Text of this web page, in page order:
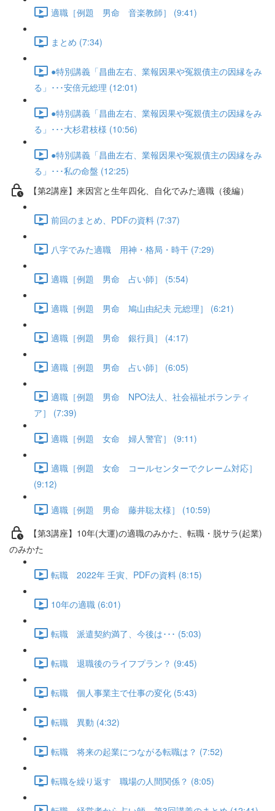
適職［例題 男命 音楽教師］ (9:41)
まとめ (7:34)
●特別講義「昌曲左右、業報因果や冤親債主の因縁をみ
る」･･･安倍元総理 (12:01)
●特別講義「昌曲左右、業報因果や冤親債主の因縁をみ
る」･･･大杉君枝様 (10:56)
●特別講義「昌曲左右、業報因果や冤親債主の因縁をみ
る」･･･私の命盤 (12:25)
【第2講座】来因宮と生年四化、自化でみた適職（後編）
前回のまとめ、PDFの資料 (7:37)
八字でみた適職 用神・格局・時干 (7:29)
適職［例題 男命 占い師］ (5:54)
適職［例題 男命 鳩山由紀夫 元総理］ (6:21)
適職［例題 男命 銀行員］ (4:17)
適職［例題 男命 占い師］ (6:05)
適職［例題 男命 NPO法人、社会福祉ボランティ
ア］ (7:39)
適職［例題 女命 婦人警官］ (9:11)
適職［例題 女命 コールセンターでクレーム対応］
(9:12)
適職［例題 男命 藤井聡太様］ (10:59)
【第3講座】10年(大運)の適職のみかた、転職・脱サラ(起業)
のみかた
転職 2022年 壬寅、PDFの資料 (8:15)
10年の適職 (6:01)
転職 派遣契約満了、今後は･･･ (5:03)
転職 退職後のライフプラン？ (9:45)
転職 個人事業主で仕事の変化 (5:43)
転職 異動 (4:32)
転職 将来の起業につながる転職は？ (7:52)
転職を繰り返す 職場の人間関係？ (8:05)